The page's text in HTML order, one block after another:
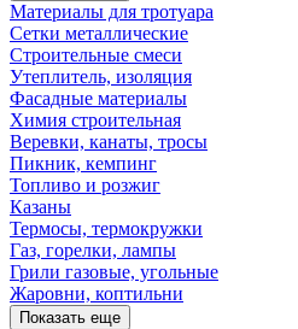
Материалы для тротуара
Сетки металлические
Строительные смеси
Утеплитель, изоляция
Фасадные материалы
Химия строительная
Веревки, канаты, тросы
Пикник, кемпинг
Топливо и розжиг
Казаны
Термосы, термокружки
Газ, горелки, лампы
Грили газовые, угольные
Жаровни, коптильни
Показать еще